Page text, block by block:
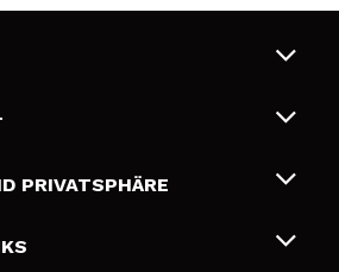
PRIVATSPHÄRE
Datenschutz